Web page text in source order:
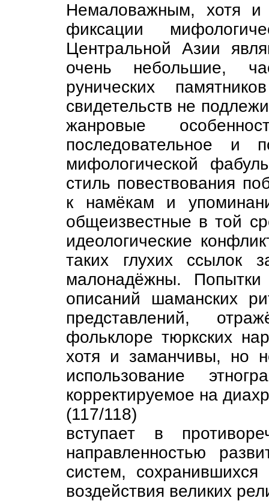
Немаловажным, хотя и
фиксации
Центральной Азии
очень небольшие,
рунических
свидетельств не
жанровые
последовательное и
мифологической
стиль повествования
к намёкам и
общеизвестные в той
идеологические
таких глухих ссылок
малонадёжны.
описаний шаманских
представлений,
фольклоре тюркских
хотя и заманчивы, но
использование
корректируемое на
(117/118)
вступает в
направленностью
систем,
воздействия великих